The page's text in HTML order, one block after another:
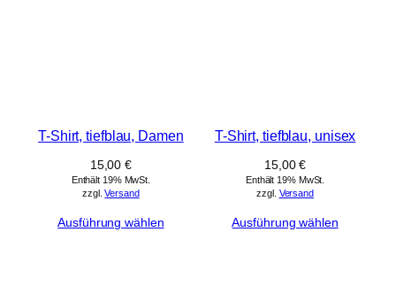
T-Shirt, tiefblau, Damen
15,00€
Enthält 19% MwSt.
zzgl.Versand
Ausführung wählen
T-Shirt, tiefblau, unisex
15,00€
Enthält 19% MwSt.
zzgl. Versand
Ausführung wählen